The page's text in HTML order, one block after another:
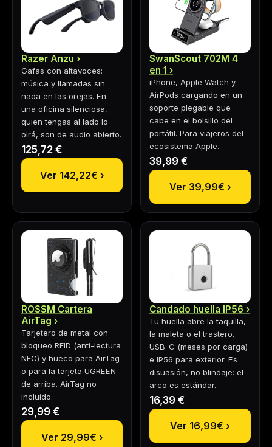
Razer Anzu
Gafas con altavoces:
música y llamadas sin
nada en las orejas. En
una oficina silenciosa,
quien tengas al lado lo
oirá, son de audio abierto.
125,72 €
Ver 142,22€ ›
SwanScout 702M 4
en 1
iPhone, Apple Watch y
AirPods cargando en un
soporte plegable que
cabe en el bolsillo del
portátil. Para viajeros del
ecosistema Apple.
39,99 €
Ver 39,99€ ›
ROSSM Cartera
AirTag
Tarjetero de metal con
bloqueo RFID (anti-lectura
NFC) y hueco para AirTag
o para la tarjeta UGREEN
de arriba. AirTag no
incluido.
29,99 €
Ver 29,99€ ›
Candado huella IP56
Tu huella abre la taquilla,
la maleta o el trastero.
USB-C (meses por carga)
e IP56 para exterior. Es
disuasión, no blindaje: el
arco es estándar.
16,39 €
Ver 16,99€ ›